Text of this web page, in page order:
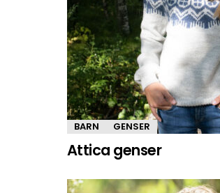
BARN GENSER
Attica genser